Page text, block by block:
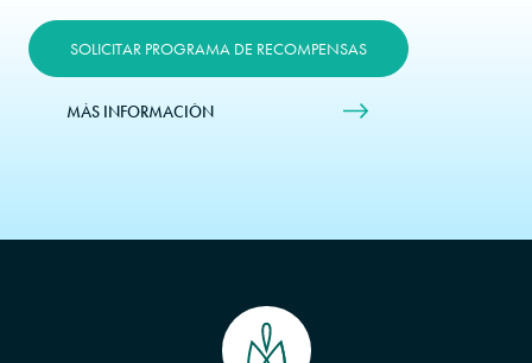
SOLICITAR PROGRAMA DE RECOMPENSAS
MÁS INFORMACIÓN